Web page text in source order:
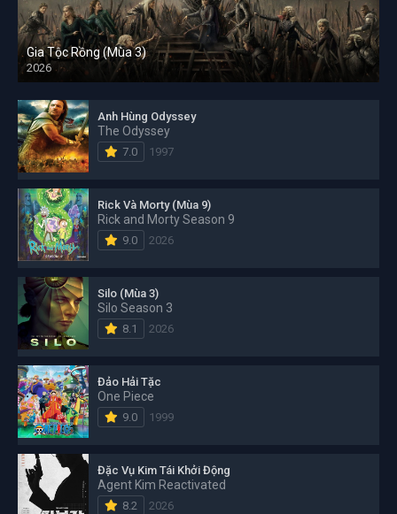
Gia Tộc Rồng (Mùa 3)
2026
Anh Hùng Odyssey
The Odyssey
7.0 1997
Rick Và Morty (Mùa 9)
Rick and Morty Season 9
9.0 2026
Silo (Mùa 3)
Silo Season 3
8.1 2026
Đảo Hải Tặc
One Piece
9.0 1999
Đặc Vụ Kim Tái Khởi Động
Agent Kim Reactivated
8.2 2026